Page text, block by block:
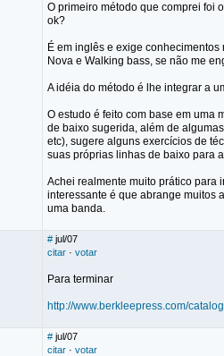
O primeiro método que comprei foi
ok?
É em inglês e exige
Nova e Walking bass, se não me
A idéia do método é lhe integrar a
O estudo é feito com base em uma
de baixo sugerida, além de
etc), sugere alguns exercícios de
suas próprias linhas de baixo para
Achei realmente muito prático para
interessante é que abrange muitos
uma banda.
# jul/07
citar · votar
Para terminar
http://www.berkleepress.com/
# jul/07
citar · votar